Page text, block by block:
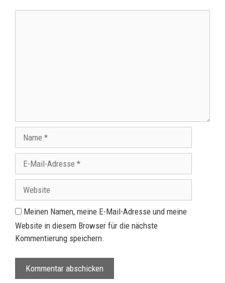
Meinen Namen, meine E-Mail-Adresse und meine
Website in diesem Browser für die nächste
Kommentierung speichern.